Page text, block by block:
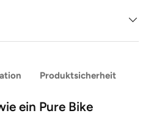
Produktsicherheit
ein Pure Bike